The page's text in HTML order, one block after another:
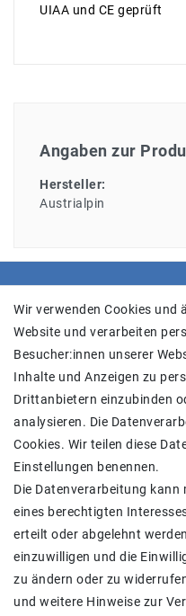
UIAA und CE geprüft
Angaben zur
Hersteller:
Austrialpin
SHOP
Versand
Widerrufs­recht
Widerrufs­formular
Impressum
Daten­schutz­erklärung
AGB
Kontakt
Zahlung und Versand
Wir verwenden Cookies und
Website und verarbeiten
Besucher:innen unserer
Inhalte und Anzeigen zu
Drittanbietern einzubinden
analysieren. Die
Cookies. Wir teilen diese
Einstellungen benennen.
Die Datenverarbeitung
eines berechtigten
erteilt oder abgelehnt
einzuwilligen und die
zu ändern oder zu
und weitere Hinweise zur